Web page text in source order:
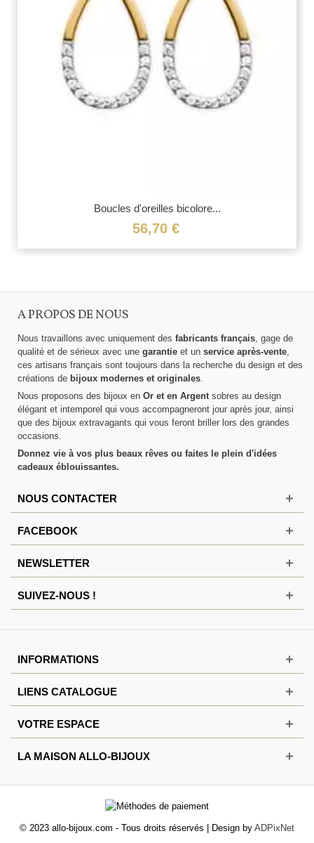
Boucles d'oreilles bicolore...
56,70 €
A PROPOS DE NOUS
Nous travaillons avec uniquement des fabricants français, gage de
qualité et de sérieux avec une garantie et un service après-vente,
ces artisans français sont toujours dans la recherche du design et des
créations de bijoux modernes et originales.
Nous proposons des bijoux en Or et en Argentsobres au design
élégant et intemporel qui vous accompagneront jour après jour, ainsi
que des bijoux extravagants qui vous feront briller lors des grandes
occasions.
Donnez vie à vos plus beaux rêves ou faites le plein d'idées
cadeaux éblouissantes.
NOUS CONTACTER
FACEBOOK
NEWSLETTER
SUIVEZ-NOUS !
INFORMATIONS
LIENS CATALOGUE
VOTRE ESPACE
LA MAISON ALLO-BIJOUX
© 2023 allo-bijoux.com - Tous droits réservés | Design by ADPixNet